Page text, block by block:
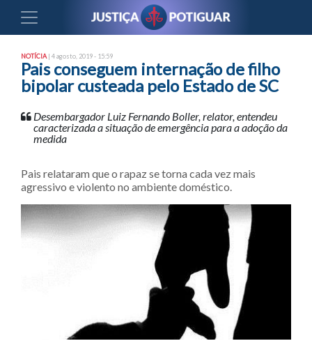
NOTÍCIA | 4 agosto, 2019 - 15:59
Pais conseguem internação de filho
bipolar custeada pelo Estado de SC
Desembargador Luiz Fernando Boller, relator, entendeu
caracterizada a situação de emergência para a adoção da
medida
Pais relataram que o rapaz se torna cada vez mais
agressivo e violento no ambiente doméstico.